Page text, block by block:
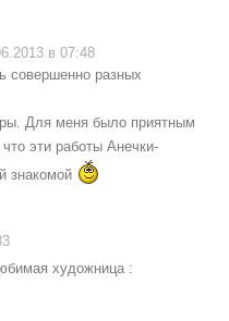
в 07:48
совершенно разных
Для меня было приятным
эти работы Анечки-
знакомой
художница :